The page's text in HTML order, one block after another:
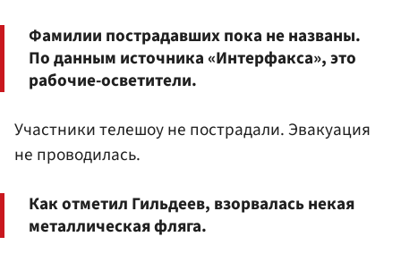
Фамилии пострадавших пока не названы.
По данным источника «Интерфакса», это
рабочие-осветители.
Участники телешоу не пострадали. Эвакуация
не проводилась.
Как отметил Гильдеев, взорвалась некая
металлическая фляга.